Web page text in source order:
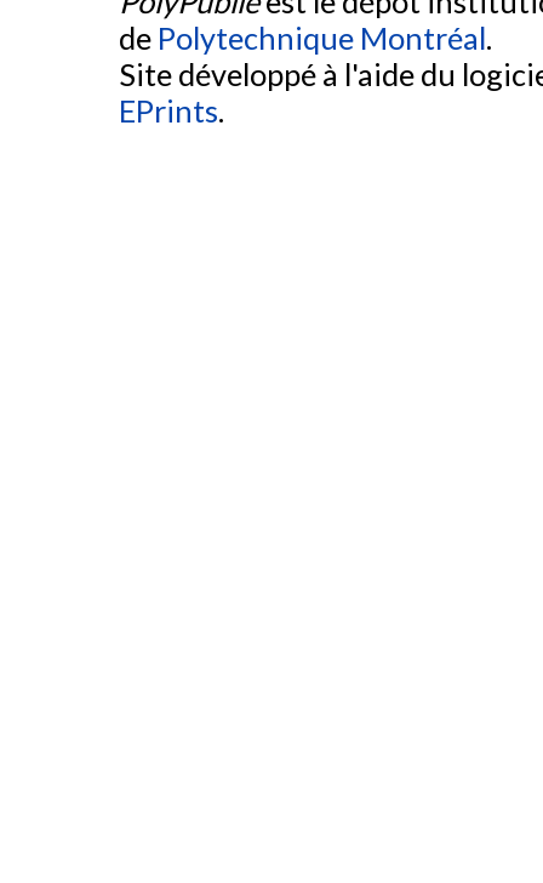
de Polytechnique Montréal.
Site développé à l'aide du
EPrints.